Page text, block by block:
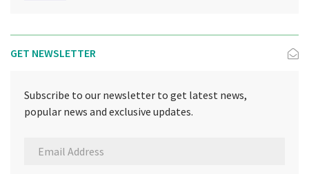
GET NEWSLETTER
Subscribe to our newsletter to get latest news,
popular news and exclusive updates.